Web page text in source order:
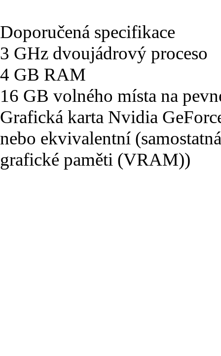
Doporučená specifikace
3 GHz dvoujádrový proceso
4 GB RAM
16 GB volného místa na
Grafická karta Nvidia
nebo ekvivalentní
grafické paměti (VRAM))